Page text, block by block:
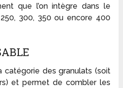
que l’on intègre dans le
300, 350 ou encore 400
catégorie des granulats (soit
et permet de combler les